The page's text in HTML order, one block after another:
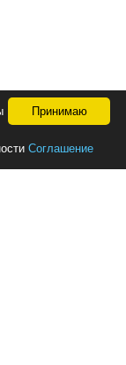
Принимаю
Соглашение